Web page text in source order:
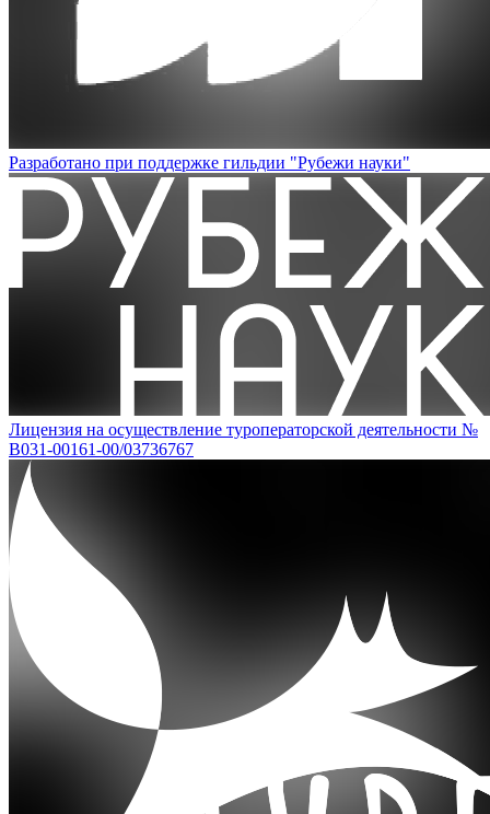
Разработано при поддержке гильдии "Рубежи науки"
Лицензия на осуществление туроператорской деятельности №
В031-00161-00/03736767